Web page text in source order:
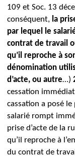
109 et Soc. 13
conséquent, la
par lequel le
contrat de travail
qu’il reproche à
dénomination
d’acte, ou autre…)
cessation
cassation a posé
salarié rompt
prise d’acte de la
qu’il reproche à
du contrat de